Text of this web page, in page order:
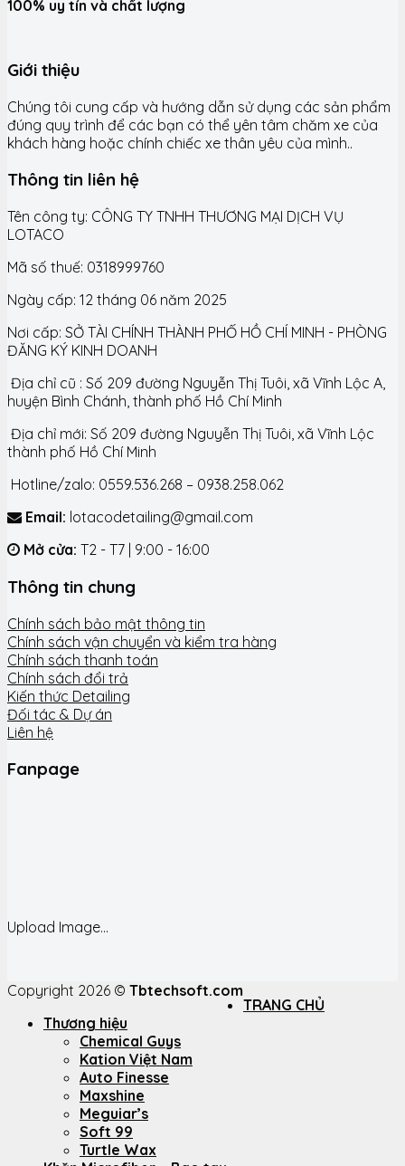
100% uy tín và chất lượng
Giới thiệu
Chúng tôi cung cấp và hướng dẫn sử dụng các sản phẩm
đúng quy trình để các bạn có thể yên tâm chăm xe của
khách hàng hoặc chính chiếc xe thân yêu của mình..
Thông tin liên hệ
Tên công ty: CÔNG TY TNHH THƯƠNG MẠI DỊCH VỤ
LOTACO
Mã số thuế: 0318999760
Ngày cấp: 12 tháng 06 năm 2025
Nơi cấp: SỞ TÀI CHÍNH THÀNH PHỐ HỒ CHÍ MINH - PHÒNG
ĐĂNG KÝ KINH DOANH
Địa chỉ cũ : Số 209 đường Nguyễn Thị Tuôi, xã Vĩnh Lộc A,
huyện Bình Chánh, thành phố Hồ Chí Minh
Địa chỉ mới: Số 209 đường Nguyễn Thị Tuôi, xã Vĩnh Lộc
thành phố Hồ Chí Minh
Hotline/zalo: 0559.536.268 – 0938.258.062
Email: lotacodetailing@gmail.com
Mở cửa: T2 - T7 | 9:00 - 16:00
Thông tin chung
Chính sách bảo mật thông tin
Chính sách vận chuyển và kiểm tra hàng
Chính sách thanh toán
Chính sách đổi trả
Kiến thức Detailing
Đối tác & Dự án
Liên hệ
Fanpage
Upload Image...
Copyright 2026 © Tbtechsoft.com
TRANG CHỦ
Thương hiệu
Chemical Guys
Kation Việt Nam
Auto Finesse
Maxshine
Meguiar’s
Soft 99
Turtle Wax